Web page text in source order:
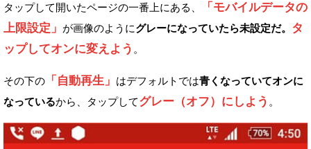
タップして開いたページの一番上にある、
「モバイルデータの
上限設定」 が画像のようにグレーになっていたら未設定だ。 タ
ップしてオンに変えよう 。
その下の 「自動再生」 はデフォルトでは青くなっていてオンに
なっているから、 タップしてグレー（オフ）にしよう 。